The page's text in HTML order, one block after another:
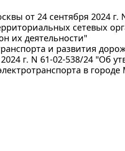
от 24 сентября 2024
сетевых
их деятельности"
и развития
г. N 61-02-538/24 "Об
в городе